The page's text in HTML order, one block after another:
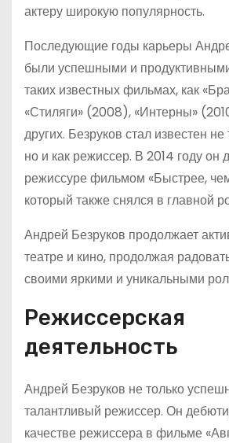
актеру широкую популярность.
Последующие годы карьеры
были успешными и
таких известных фильмах, как
«Стиляги» (2008), «Интерны»
других. Безруков стал известен не
но и как режиссер. В 2014 году он
режиссуре фильмом «Быстрее,
который также снялся в главной
Андрей Безруков продолжает
театре и кино, продолжая
своими яркими и уникальными
Режиссерская
деятельность
Андрей Безруков не только
талантливый режиссер. Он
качестве режиссера в фильме